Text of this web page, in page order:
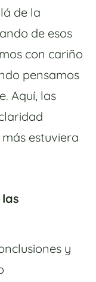
de la
de esos
con cariño
pensamos
Aquí, las
estuviera
y